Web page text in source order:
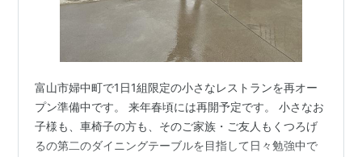
富山市婦中町で1日1組限定の小さなレストランを再オー
プン準備中です。 来年春頃には再開予定です。 小さなお
子様も、車椅子の方も、そのご家族・ご友人もくつろげ
るの第二のダイニングテーブルを目指して日々勉強中で